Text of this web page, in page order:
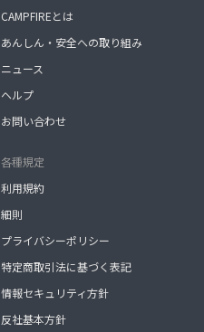
CAMPFIREとは
あんしん・安全への取り組み
ニュース
ヘルプ
お問い合わせ
各種規定
利用規約
細則
プライバシーポリシー
特定商取引法に基づく表記
情報セキュリティ方針
反社基本方針